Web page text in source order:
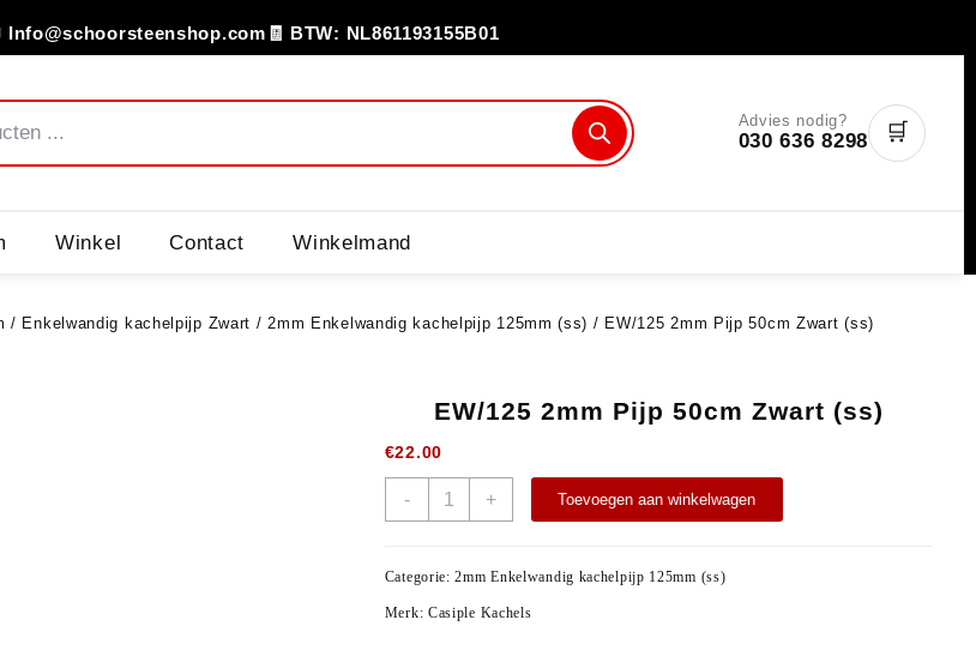
Info@schoorsteenshop.com 🧾 BTW: NL861193155B01
Advies nodig?
030 636 8298 🛒
Winkel Contact Winkelmand
/ Enkelwandig kachelpijp Zwart /2mm Enkelwandig kachelpijp 125mm (ss) / EW/125 2mm Pijp 50cm Zwart (ss)
EW/125 2mm Pijp 50cm Zwart (ss)
€22.00
- + Toevoegen aan winkelwagen
Categorie:2mm Enkelwandig kachelpijp 125mm (ss)
Merk: Casiple Kachels